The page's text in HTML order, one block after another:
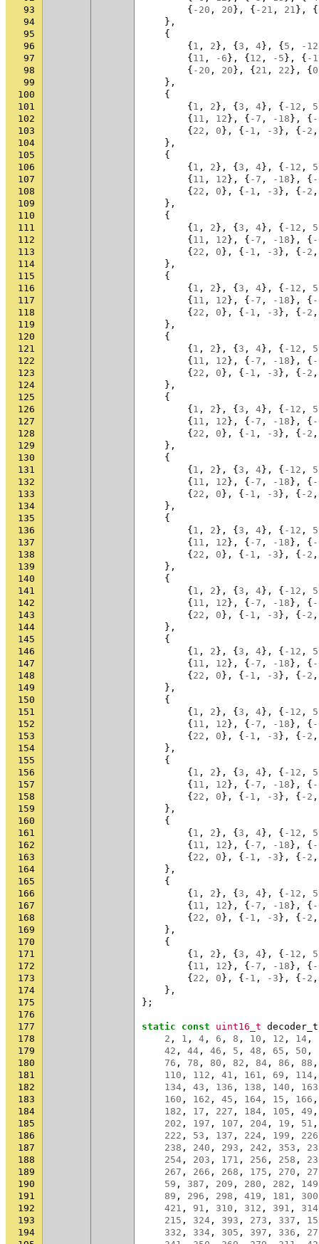
93
{ -20 , 20 }, { -21 , 21 }, {
94
},
95
{
96
{ 1 , 2 }, { 3 , 4}, { 5 , -12
97
{ 11 , -6 }, { 12 , -5 }, { -
98
{ -20 , 20 }, { 21 , 22 }, { 0
99
},
100
{
101
{ 1 , 2 }, { 3 , 4}, { -12 , 5
102
{ 11 , 12 }, { -7 , -18 }, {
103
{ 22 , 0 }, { -1 , -3 }, { -2 ,
104
},
105
{
106
{ 1 , 2 }, { 3 , 4}, { -12 , 5
107
{ 11 , 12 }, { -7 , -18 }, {
108
{ 22 , 0 }, { -1 , -3 }, { -2 ,
109
},
110
{
111
{ 1 , 2 }, { 3 , 4}, { -12 , 5
112
{ 11 , 12 }, { -7 , -18 }, {
113
{ 22 , 0 }, { -1 , -3 }, { -2 ,
114
},
115
{
116
{ 1 , 2 }, { 3 , 4}, { -12 , 5
117
{ 11 , 12 }, { -7 , -18 }, {
118
{ 22 , 0 }, { -1 , -3 }, { -2 ,
119
},
120
{
121
{ 1 , 2 }, { 3 , 4}, { -12 , 5
122
{ 11 , 12 }, { -7 , -18 }, {
123
{ 22 , 0 }, { -1 , -3 }, { -2 ,
124
},
125
{
126
{ 1 , 2 }, { 3 , 4}, { -12 , 5
127
{ 11 , 12 }, { -7 , -18 }, {
128
{ 22 , 0 }, { -1 , -3 }, { -2 ,
129
},
130
{
131
{ 1 , 2 }, { 3 , 4}, { -12 , 5
132
{ 11 , 12 }, { -7 , -18 }, {
133
{ 22 , 0 }, { -1 , -3 }, { -2 ,
134
},
135
{
136
{ 1 , 2 }, { 3 , 4}, { -12 , 5
137
{ 11 , 12 }, { -7 , -18 }, {
138
{ 22 , 0 }, { -1 , -3 }, { -2 ,
139
},
140
{
141
{ 1 , 2 }, { 3 , 4}, { -12 , 5
142
{ 11 , 12 }, { -7 , -18 }, {
143
{ 22 , 0 }, { -1 , -3 }, { -2 ,
144
},
145
{
146
{ 1 , 2 }, { 3 , 4}, { -12 , 5
147
{ 11 , 12 }, { -7 , -18 }, {
148
{ 22 , 0 }, { -1 , -3 }, { -2 ,
149
},
150
{
151
{ 1 , 2 }, { 3 , 4}, { -12 , 5
152
{ 11 , 12 }, { -7 , -18 }, {
153
{ 22 , 0 }, { -1 , -3 }, { -2 ,
154
},
155
{
156
{ 1 , 2 }, { 3 , 4}, { -12 , 5
157
{ 11 , 12 }, { -7 , -18 }, {
158
{ 22 , 0 }, { -1 , -3 }, { -2 ,
159
},
160
{
161
{ 1 , 2 }, { 3 , 4}, { -12 , 5
162
{ 11 , 12 }, { -7 , -18 }, {
163
{ 22 , 0 }, { -1 , -3 }, { -2 ,
164
},
165
{
166
{ 1 , 2 }, { 3 , 4}, { -12 , 5
167
{ 11 , 12 }, { -7 , -18 }, {
168
{ 22 , 0 }, { -1 , -3 }, { -2 ,
169
},
170
{
171
{ 1 , 2 }, { 3 , 4}, { -12 , 5
172
{ 11 , 12 }, { -7 , -18 }, {
173
{ 22 , 0 }, { -1 , -3 }, { -2 ,
174
},
175
};
176
177
static const uint16_t
178
2 , 1 , 4 , 6 , 8 , 10 , 12 , 14 ,
179
42 , 44 , 46 , 5 , 48 , 65 , 50 ,
180
76 , 78 , 80 , 82 , 84 , 86 , 88 ,
181
110 , 112 , 41 , 161 , 69 , 114 ,
182
134 , 43 , 136 , 138 , 140 , 163
183
160 , 162 , 45 , 164 , 15 , 166 ,
184
182 , 17 , 227 , 184 , 105 , 49 ,
185
202 , 197 , 107 , 204 , 19 , 51 ,
186
222 , 53 , 137 , 224 , 199 , 226
187
238 , 240 , 293 , 242 , 353 ,
188
254 , 203 , 171 , 256 , 258 ,
189
267 , 266 , 268 , 175 , 270 ,
190
59 , 387 , 209 , 280 , 282 , 149
191
89 , 296 , 298 , 419 , 181 , 300
192
421 , 91 , 310 , 312 , 391 , 314
193
215 , 324 , 393 , 273 , 337 ,
194
332 , 334 , 305 , 397 , 336 ,